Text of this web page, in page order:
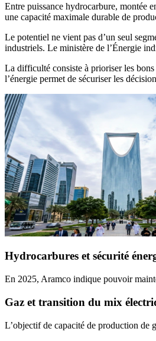
Entre puissance hydrocarbure, montée
une capacité maximale durable de
Le potentiel ne vient pas d’un seul
industriels. Le ministère de l’Énergie
La difficulté consiste à prioriser les
l’énergie permet de sécuriser les
Hydrocarbures et sécurité
En 2025, Aramco indique pouvoir
Gaz et transition du mix
L’objectif de capacité de production de